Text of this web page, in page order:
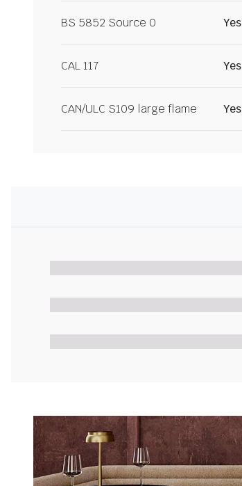
BS 5852 Source 0 Yes
CAL 117 Yes
CAN/ULC S109 large flame Yes